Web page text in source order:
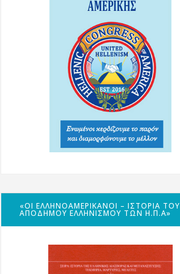
«ΟΙ ΕΛΛΗΝΟΑΜΕΡΙΚΑΝΟΊ – ΙΣΤΟΡΊΑ ΤΟΥ
ΑΠΌΔΗΜΟΥ ΕΛΛΗΝΙΣΜΟΎ ΤΩΝ Η.Π.Α»